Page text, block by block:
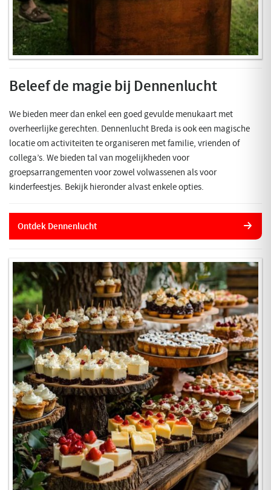
Beleef de magie bij Dennenlucht
We bieden meer dan enkel een goed gevulde menukaart met
overheerlijke gerechten. Dennenlucht Breda is ook een magische
locatie om activiteiten te organiseren met familie, vrienden of
collega’s. We bieden tal van mogelijkheden voor
groepsarrangementen voor zowel volwassenen als voor
kinderfeestjes. Bekijk hieronder alvast enkele opties.
Ontdek Dennenlucht